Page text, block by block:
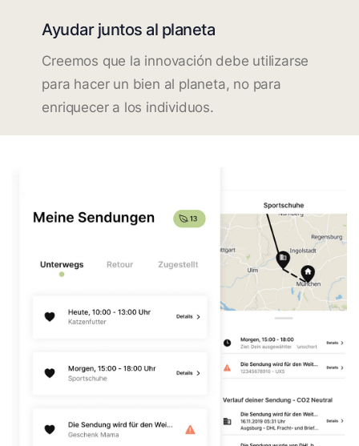
Ayudar juntos al planeta
Creemos que la innovación debe utilizarse
para hacer un bien al planeta, no para
enriquecer a los individuos.